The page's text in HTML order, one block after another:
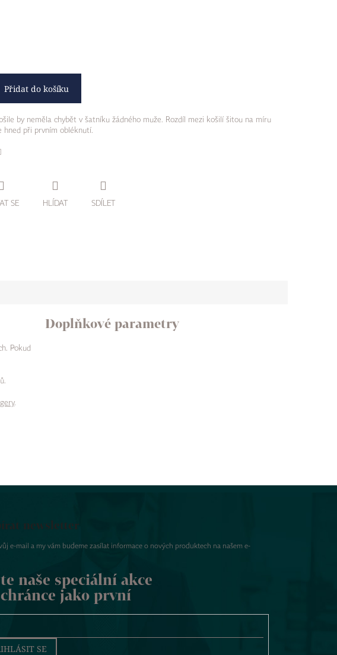
Přidat do košíku
by neměla chybět v šatníku žádného muže. Rozdíl mezi košilí šitou na míru
hned při prvním obléknutí.
SE HLÍDAT SDÍLET
Pokud
.
Doplňkové parametry
newsletter
e-mail a my vám budeme zasílat informace o nových produktech na našem e-
naše speciální akce
jako první
SE